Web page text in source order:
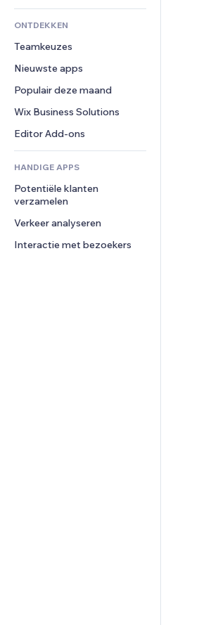
Websitevermeldingen
E-mail
Conversie
Boekhouding
Coupons en loyaliteit
Opslagoplossingen
Dropshipping
Prijzen en abonnementen
Crowdfunding
Eten en drinken
Vastgoed
Boekingen
Podcasts
Fotografie
Video
PDF
Bestanden delen
Nieuws
Privacy en beveiliging
Ontime
Pagina templates
Afbeeldingseffecten
Knoppen en menu's
Banners en badges
Rekenmachines
Zoeken
Weer
Grafieken en tabellen
Formulieren
Enquêtes
Chat
Opmerkingen
Telefoonnummer
Community
Beoordelingen en testimonials
CRM
ONTDEKKEN
Teamkeuzes
Nieuwste apps
Populair deze maand
Wix Business Solutions
Editor Add-ons
HANDIGE APPS
Potentiële klanten
verzamelen
Verkeer analyseren
Interactie met bezoekers